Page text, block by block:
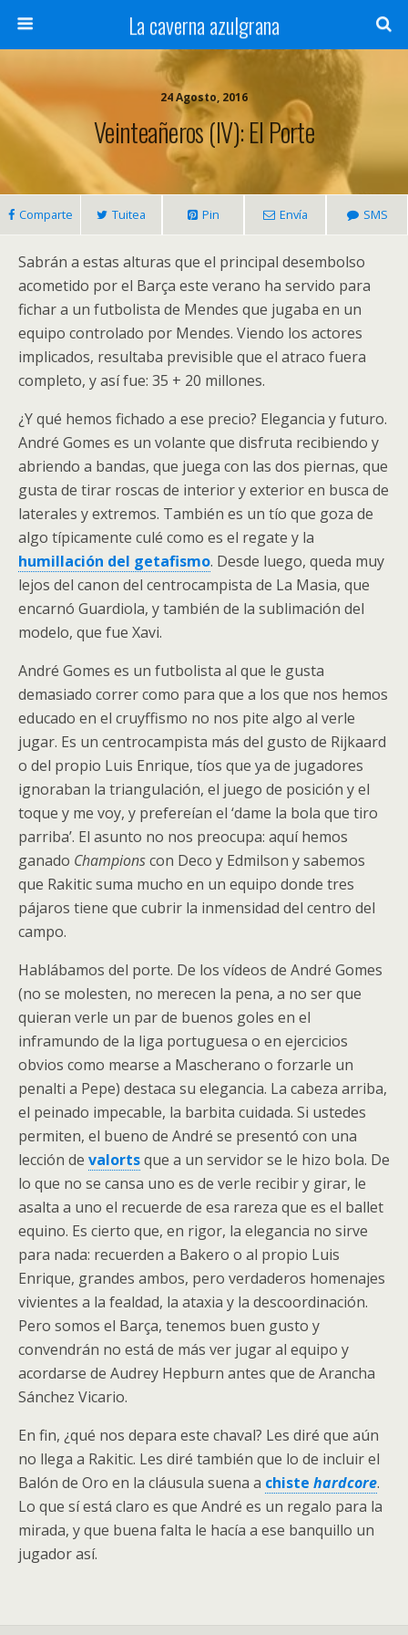
La caverna azulgrana
24 Agosto, 2016
Veinteañeros (IV): El Porte
Comparte Tuitea Pin Envía SMS
Sabrán a estas alturas que el principal desembolso
acometido por el Barça este verano ha servido para
fichar a un futbolista de Mendes que jugaba en un
equipo controlado por Mendes. Viendo los actores
implicados, resultaba previsible que el atraco fuera
completo, y así fue: 35 + 20 millones.
¿Y qué hemos fichado a ese precio? Elegancia y futuro.
André Gomes es un volante que disfruta recibiendo y
abriendo a bandas, que juega con las dos piernas, que
gusta de tirar roscas de interior y exterior en busca de
laterales y extremos. También es un tío que goza de
algo típicamente culé como es el regate y la
humillación del getafismo. Desde luego, queda muy
lejos del canon del centrocampista de La Masia, que
encarnó Guardiola, y también de la sublimación del
modelo, que fue Xavi.
André Gomes es un futbolista al que le gusta
demasiado correr como para que a los que nos hemos
educado en el cruyffismo no nos pite algo al verle
jugar. Es un centrocampista más del gusto de Rijkaard
o del propio Luis Enrique, tíos que ya de jugadores
ignoraban la triangulación, el juego de posición y el
toque y me voy, y prefereían el ‘dame la bola que tiro
parriba’. El asunto no nos preocupa: aquí hemos
ganado Championscon Deco y Edmilson y sabemos
que Rakitic suma mucho en un equipo donde tres
pájaros tiene que cubrir la inmensidad del centro del
campo.
Hablábamos del porte. De los vídeos de André Gomes
(no se molesten, no merecen la pena, a no ser que
quieran verle un par de buenos goles en el
inframundo de la liga portuguesa o en ejercicios
obvios como mearse a Mascherano o forzarle un
penalti a Pepe) destaca su elegancia. La cabeza arriba,
el peinado impecable, la barbita cuidada. Si ustedes
permiten, el bueno de André se presentó con una
lección de valortsque a un servidor se le hizo bola. De
lo que no se cansa uno es de verle recibir y girar, le
asalta a uno el recuerde de esa rareza que es el ballet
equino. Es cierto que, en rigor, la elegancia no sirve
para nada: recuerden a Bakero o al propio Luis
Enrique, grandes ambos, pero verdaderos homenajes
vivientes a la fealdad, la ataxia y la descoordinación.
Pero somos el Barça, tenemos buen gusto y
convendrán no está de más ver jugar al equipo y
acordarse de Audrey Hepburn antes que de Arancha
Sánchez Vicario.
En fin, ¿qué nos depara este chaval? Les diré que aún
no llega a Rakitic. Les diré también que lo de incluir el
Balón de Oro en la cláusula suena a chiste hardcore.
Lo que sí está claro es que André es un regalo para la
mirada, y que buena falta le hacía a ese banquillo un
jugador así.